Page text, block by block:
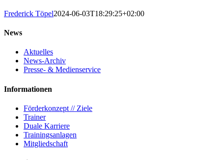
Frederick Töpel2024-06-03T18:29:25+02:00
News
Aktuelles
News-Archiv
Presse- & Medienservice
Informationen
Förderkonzept // Ziele
Trainer
Duale Karriere
Trainingsanlagen
Mitgliedschaft